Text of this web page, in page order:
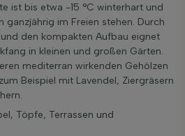
ist bis etwa -15 °C winterhart und
ganzjährig im Freien stehen. Durch
den kompakten Aufbau eignet
in kleinen und großen Gärten.
mediterran wirkenden Gehölzen
Beispiel mit Lavendel, Ziergräsern
Töpfe, Terrassen und